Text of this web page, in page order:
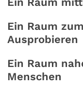
Ein Raum
Ausprobieren
Ein Raum
Menschen